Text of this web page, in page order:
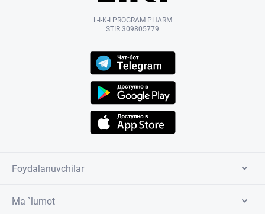
L-I-K-I PROGRAM PHARM
STIR 309805779
Foydalanuvchilar
Ma `lumot